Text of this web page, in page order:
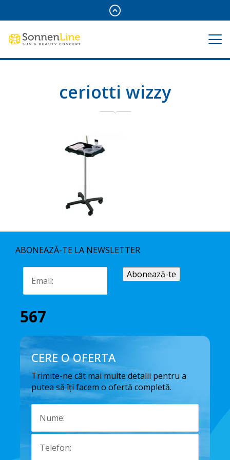
ceriotti wizzy
ABONEAZĂ-TE LA NEWSLETTER
567
CERE O OFERTA
Trimite-ne cât mai multe detalii pentru a
putea să îți facem o ofertă completă.